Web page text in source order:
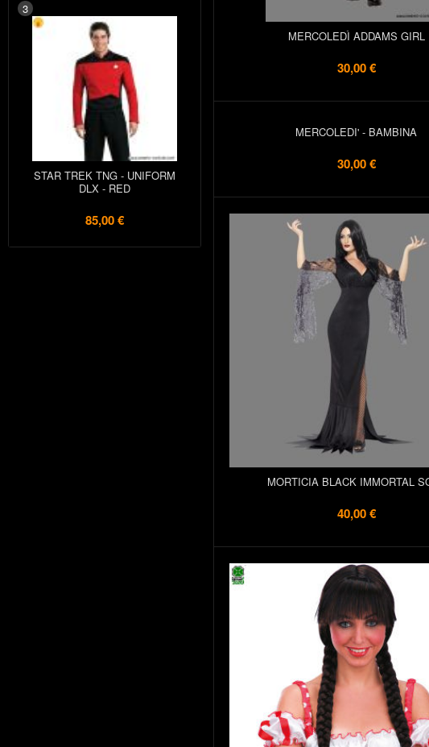
3
STAR TREK TNG - UNIFORM
DLX - RED
85,00 €
MERCOLEDÌ ADDAMS GIRL
30,00 €
MERCOLEDI' - BAMBINA
30,00 €
MORTICIA BLACK IMMORTAL
40,00 €